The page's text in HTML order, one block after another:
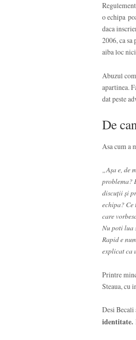
o echipa
daca
2006, ca
aiba loc
Abuzul
apartinea.
dat peste
De
Asa cum a
„Aşa e, de
problema?
discuţii şi
echipa?
care
Nu poti lua
Rapid e
explicat ca
Printre
Steaua, cu
Desi Becali
identitate.